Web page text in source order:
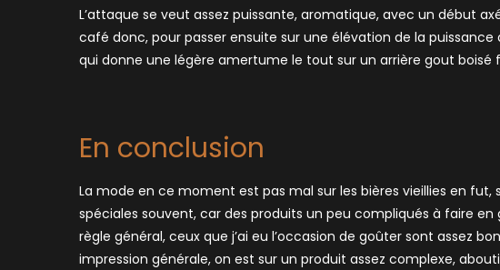
L’attaque se veut assez puissante, aromatique, avec un début
café donc, pour passer ensuite sur une élévation de la
qui donne une légère amertume le tout sur un arrière gout boisé
En conclusion
La mode en ce moment est pas mal sur les bières vieillies en fut,
spéciales souvent, car des produits un peu compliqués à faire
règle général, ceux que j’ai eu l’occasion de goûter sont assez
impression générale, on est sur un produit assez complexe,